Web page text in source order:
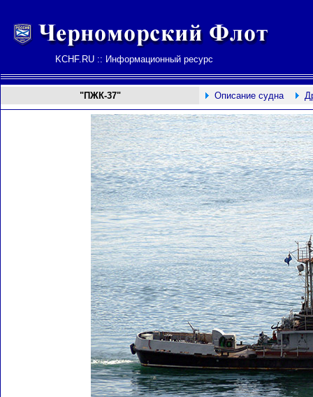
KCHF.RU :: Информационный ресурс
"ПЖК-37" Описание судна